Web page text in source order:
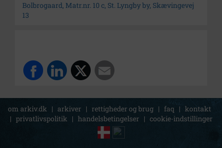
Bolbrogaard, Matr.nr. 10 c, St. Lyngby by, Skævingevej
13
om arkiv.dk | arkiver | rettigheder og brug | faq | kontakt
| privatlivspolitik | handelsbetingelser | cookie-indstillinger